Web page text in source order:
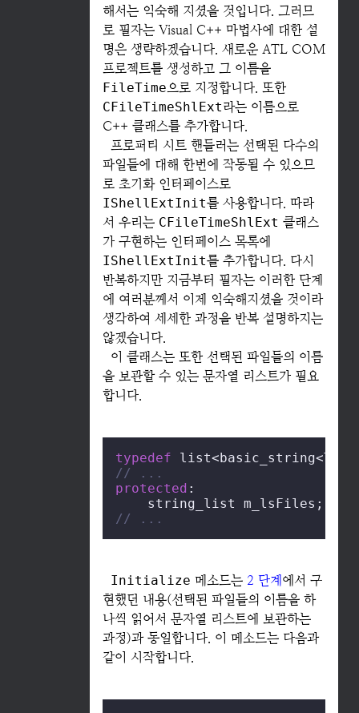
해서는 익숙해 지셨을 것입니다. 그러므
로 필자는 Visual C++ 마법사에 대한 설
명은 생략하겠습니다. 새로운 ATL COM
프로젝트를 생성하고 그 이름을
FileTime 으로 지정합니다. 또한
CFileTimeShlExt라는 이름으로
C++ 클래스를 추가합니다.
프로퍼티 시트 핸들러는 선택된 다수의
파일들에 대해 한번에 작동될 수 있으므
로 초기화 인터페이스로
IShellExtInit를 사용합니다. 따라
서 우리는 CFileTimeShlExt 클래스
가 구현하는 인터페이스 목록에
IShellExtInit를 추가합니다. 다시
반복하지만 지금부터 필자는 이러한 단계
에 여러분께서 이제 익숙해지셨을 것이라
생각하여 세세한 과정을 반복 설명하지는
않겠습니다.
이 클래스는 또한 선택된 파일들의 이름
을 보관할 수 있는 문자열 리스트가 필요
합니다.
typedef
// ...
protected :
// ...
Initialize 메소드는 2 단계에서 구
현했던 내용(선택된 파일들의 이름을 하
나씩 읽어서 문자열 리스트에 보관하는
과정)과 동일합니다. 이 메소드는 다음과
같이 시작합니다.